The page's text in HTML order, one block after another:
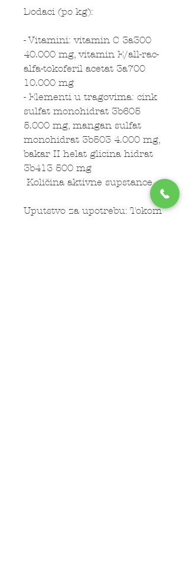
Dodaci (po kg):
- Vitamini: vitamin C 3a300
40.000 mg, vitamin E/all-rac-
alfa-tokoferil acetat 3a700
10.000 mg
- Elementi u tragovima: cink
sulfat monohidrat 3b605
5.000 mg, mangan sulfat
monohidrat 3b503 4.000 mg,
bakar II helat glicina hidrat
3b413 500 mg
Količina aktivne supstance
Uputstvo za upotrebu: Tokom